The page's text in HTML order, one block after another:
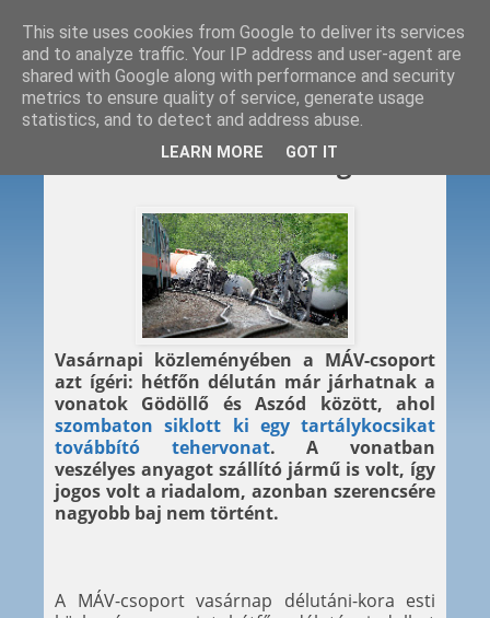
2012. 05. 13.
Gödöllő–Aszód: hétfőig zárva
Vasárnapi közleményében a MÁV-csoport
azt ígéri: hétfőn délután már járhatnak a
vonatok Gödöllő és Aszód között, ahol
szombaton siklott ki egy tartálykocsikat
továbbító tehervonat. A vonatban
veszélyes anyagot szállító jármű is volt, így
jogos volt a riadalom, azonban szerencsére
nagyobb baj nem történt.
A MÁV-csoport vasárnap délutáni-kora esti
This site uses cookies from Google to deliver its services
and to analyze traffic. Your IP address and user-agent are
shared with Google along with performance and security
metrics to ensure quality of service, generate usage
statistics, and to detect and address abuse.
LEARN MORE GOT IT